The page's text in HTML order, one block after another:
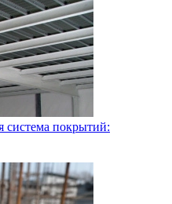
система покрытий: